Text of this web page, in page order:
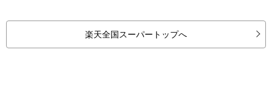
楽天全国スーパートップへ